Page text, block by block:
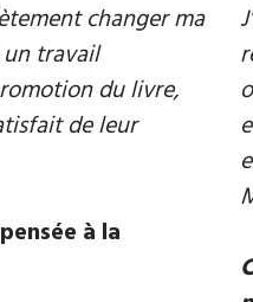
changer ma
travail
du livre,
de leur
à la